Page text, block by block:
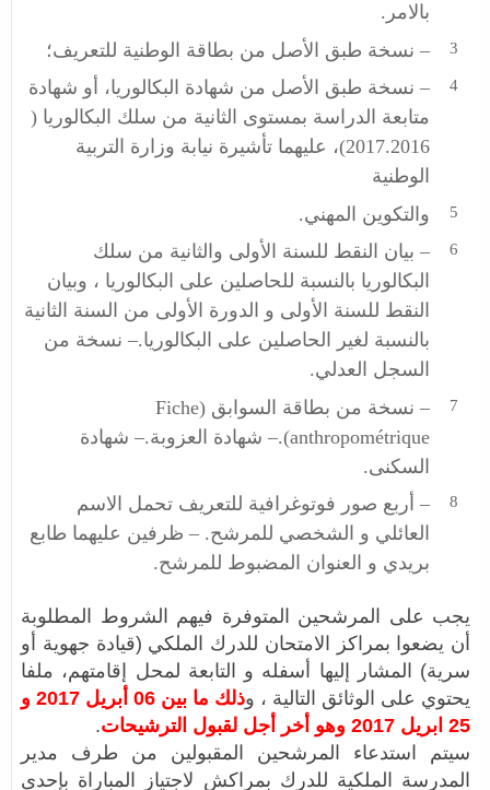
بالامر.
– نسخة طبق الأصل من بطاقة الوطنية للتعريف؛
– نسخة طبق الأصل من شهادة البكالوريا، أو شهادة
متابعة الدراسة بمستوى الثانية من سلك البكالوريا (
2017.2016)، عليهما تأشيرة نيابة وزارة التربية
الوطنية
والتكوين المهني.
– بيان النقط للسنة الأولى والثانية من سلك
البكالوريا بالنسبة للحاصلين على البكالوريا ، وبيان
النقط للسنة الأولى و الدورة الأولى من السنة الثانية
بالنسبة لغير الحاصلين على البكالوريا.– نسخة من
السجل العدلي.
– نسخة من بطاقة السوابق (Fiche
anthropométrique).– شهادة العزوبة.– شهادة
السكنى.
– أربع صور فوتوغرافية للتعريف تحمل الاسم
العائلي و الشخصي للمرشح. – ظرفين عليهما طابع
بريدي و العنوان المضبوط للمرشح.
يجب على المرشحين المتوفرة فيهم الشروط المطلوبة
أن يضعوا بمراكز الامتحان للدرك الملكي (قيادة جهوية أو
سرية) المشار إليها أسفله و التابعة لمحل إقامتهم، ملفا
يحتوي على الوثائق التالية ، و
ذلك ما بين 06 أبريل 2017 و
25 ابريل 2017 وهو أخر أجل لقبول الترشيحات
.
سيتم استدعاء المرشحين المقبولين من طرف مدير
المدرسة الملكية للدرك بمراكش لاجتياز المباراة بإحدى